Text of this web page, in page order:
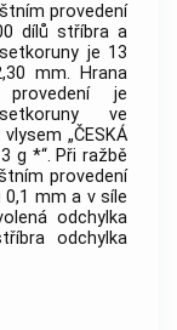
provedení
dílů stříbra a
je 13
mm. Hrana
je
ve
„ČESKÁ
g *“. Při ražbě
provedení
mm a v síle
odchylka
odchylka